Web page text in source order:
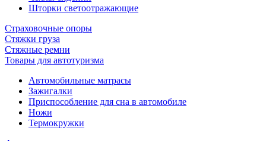
Шторки светоотражающие
Страховочные опоры
Стяжки груза
Стяжные ремни
Товары для автотуризма
Автомобильные матрасы
Зажигалки
Приспособление для сна в автомобиле
Ножи
Термокружки